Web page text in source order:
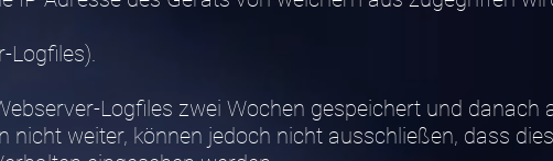
Logfiles).
Logfiles zwei Wochen gespeichert und danach
nicht weiter, können jedoch nicht ausschließen, dass